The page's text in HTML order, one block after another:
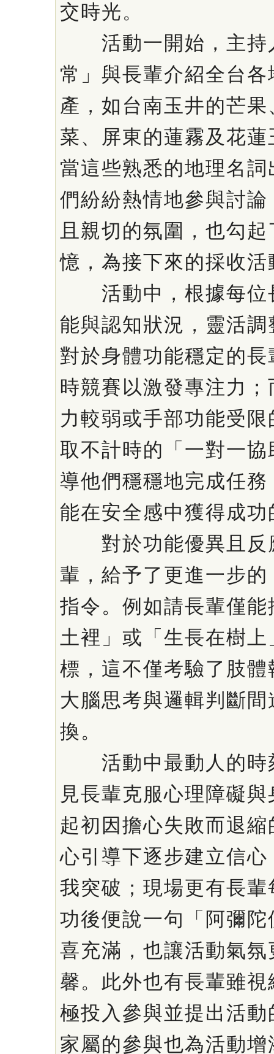
交時光。
活動一開始，主持
常」與長輩介紹全台
產，如台南玉井的芒
菜、屏東的蓮霧及花
當這些熟悉的地理名
們紛紛熱情地參與討
且親切的氛圍，也勾
憶，為接下來的採收活
活動中，根據每位
能與認知狀況，靈活
對於身體功能穩定的
時競賽以激發專注力
力較弱或手部功能受
取不計時的「一對一
導他們穩穩地完成任
能在安全感中獲得成功
對於功能優異且反
輩，給予了更進一步
指令。例如請長輩僅
土裡」或「生長在樹
標，這不僅考驗了肢
大腦思考與邏輯判斷
換。
活動中最動人的時
見長輩克服心理障礙
起初因擔心失敗而退
心引導下逐步建立信
我突破；現場更有長
功後便說一句「阿彌
喜充滿，也讓活動氣
馨。此外也有長輩雖
極投入參與並提出活
家屬的參與也為活動